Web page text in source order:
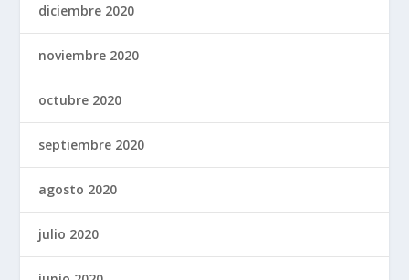
diciembre 2020
noviembre 2020
octubre 2020
septiembre 2020
agosto 2020
julio 2020